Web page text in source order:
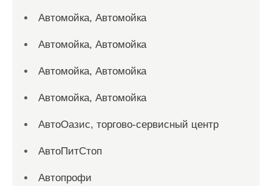
Автомойка, Автомойка
Автомойка, Автомойка
Автомойка, Автомойка
Автомойка, Автомойка
АвтоОазис, торгово-сервисный центр
АвтоПитСтоп
Автопрофи